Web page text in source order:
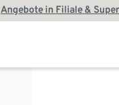
Angebote in Filiale &